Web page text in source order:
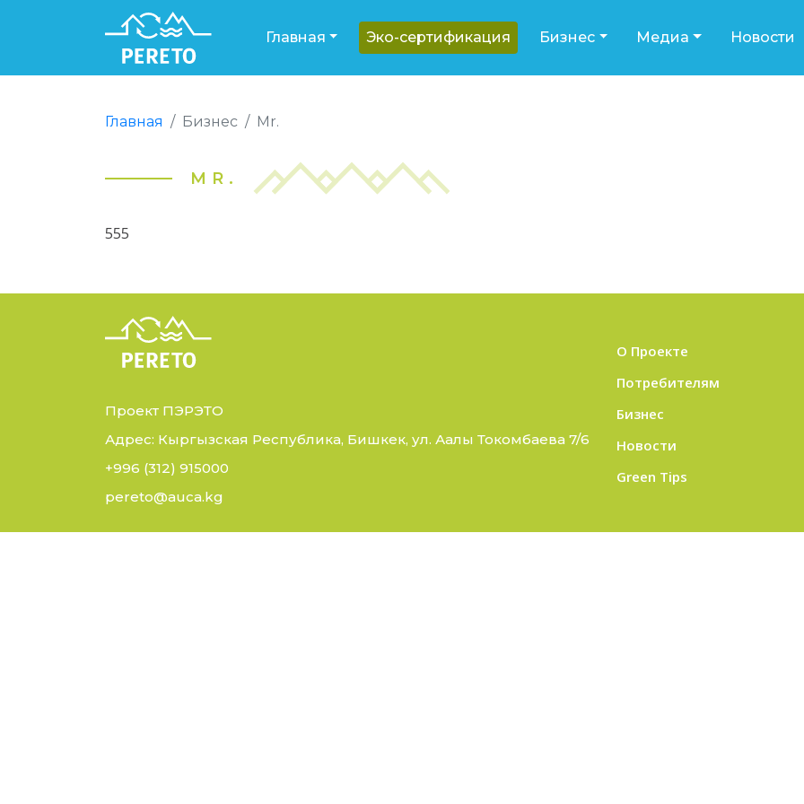
Главная Эко-сертификация Бизнес Медиа Новости
Главная Бизнес Mr.
MR.
555
Проект ПЭРЭТО
Адрес: Кыргызская Республика, Бишкек, ул. Аалы Токомбаева 7/6
+996 (312) 915000
pereto@auca.kg
О Проекте
Потребителям
Бизнес
Новости
Green Tips